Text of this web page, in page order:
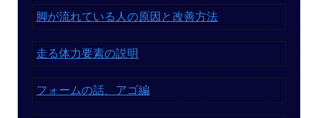
脚が流れている人の原因と改善方法
走る体力要素の説明
フォームの話、アゴ編